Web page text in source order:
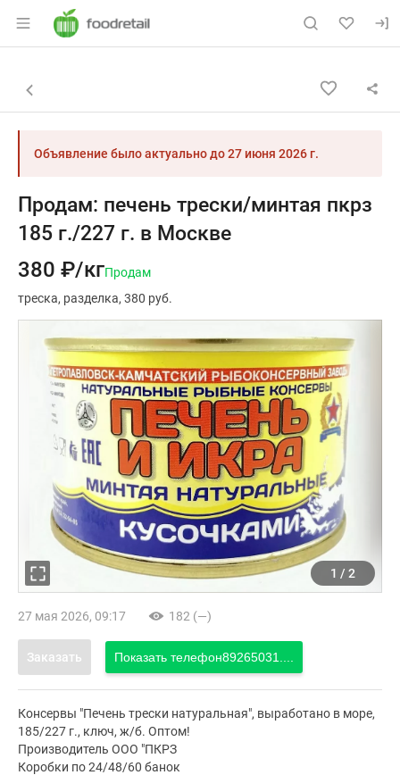
Раздел навигации по сайту
Объявление: Продам: печень
Навигация и управление объявлением
Назад к списку объявлений
Объявление было актуально до27 июня 2026 г.
Продам: печень трески/минтая пкрз
185 г./227 г. в Москве
380 ₽/кгПродам
треска разделка 380 руб.
1 / 2
27 мая 2026, 09:17 182 (—)
Заказать Показать телефон89265031....
Консервы "Печень трески натуральная", выработано в море,
185/227 г., ключ, ж/б. Оптом!
Производитель ООО "ПКРЗ
Коробки по 24/48/60 банок